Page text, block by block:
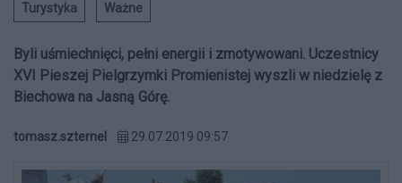
Turystyka Ważne
Byli uśmiechnięci, pełni energii i zmotywowani. Uczestnicy
XVI Pieszej Pielgrzymki Promienistej wyszli w niedzielę z
Biechowa na Jasną Górę.
tomasz.szternel 29.07.2019 09:57